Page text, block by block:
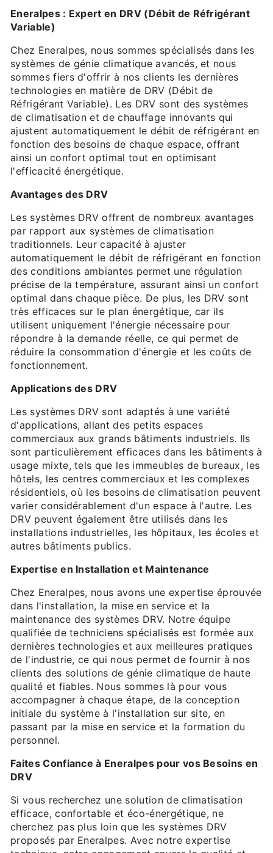
Eneralpes : Expert en DRV (Débit de Réfrigérant
Variable)
Chez Eneralpes, nous sommes spécialisés dans les
systèmes de génie climatique avancés, et nous
sommes fiers d'offrir à nos clients les dernières
technologies en matière de DRV (Débit de
Réfrigérant Variable). Les DRV sont des systèmes
de climatisation et de chauffage innovants qui
ajustent automatiquement le débit de réfrigérant en
fonction des besoins de chaque espace, offrant
ainsi un confort optimal tout en optimisant
l'efficacité énergétique.
Avantages des DRV
Les systèmes DRV offrent de nombreux avantages
par rapport aux systèmes de climatisation
traditionnels. Leur capacité à ajuster
automatiquement le débit de réfrigérant en fonction
des conditions ambiantes permet une régulation
précise de la température, assurant ainsi un confort
optimal dans chaque pièce. De plus, les DRV sont
très efficaces sur le plan énergétique, car ils
utilisent uniquement l'énergie nécessaire pour
répondre à la demande réelle, ce qui permet de
réduire la consommation d'énergie et les coûts de
fonctionnement.
Applications des DRV
Les systèmes DRV sont adaptés à une variété
d'applications, allant des petits espaces
commerciaux aux grands bâtiments industriels. Ils
sont particulièrement efficaces dans les bâtiments à
usage mixte, tels que les immeubles de bureaux, les
hôtels, les centres commerciaux et les complexes
résidentiels, où les besoins de climatisation peuvent
varier considérablement d'un espace à l'autre. Les
DRV peuvent également être utilisés dans les
installations industrielles, les hôpitaux, les écoles et
autres bâtiments publics.
Expertise en Installation et Maintenance
Chez Eneralpes, nous avons une expertise éprouvée
dans l'installation, la mise en service et la
maintenance des systèmes DRV. Notre équipe
qualifiée de techniciens spécialisés est formée aux
dernières technologies et aux meilleures pratiques
de l'industrie, ce qui nous permet de fournir à nos
clients des solutions de génie climatique de haute
qualité et fiables. Nous sommes là pour vous
accompagner à chaque étape, de la conception
initiale du système à l'installation sur site, en
passant par la mise en service et la formation du
personnel.
Faites Confiance à Eneralpes pour vos Besoins en
DRV
Si vous recherchez une solution de climatisation
efficace, confortable et éco-énergétique, ne
cherchez pas plus loin que les systèmes DRV
proposés par Eneralpes. Avec notre expertise